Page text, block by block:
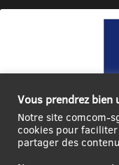
Ce site internet a été
Européen de
Vous prendrez bien
Notre site comcom-
cookies pour
partager des